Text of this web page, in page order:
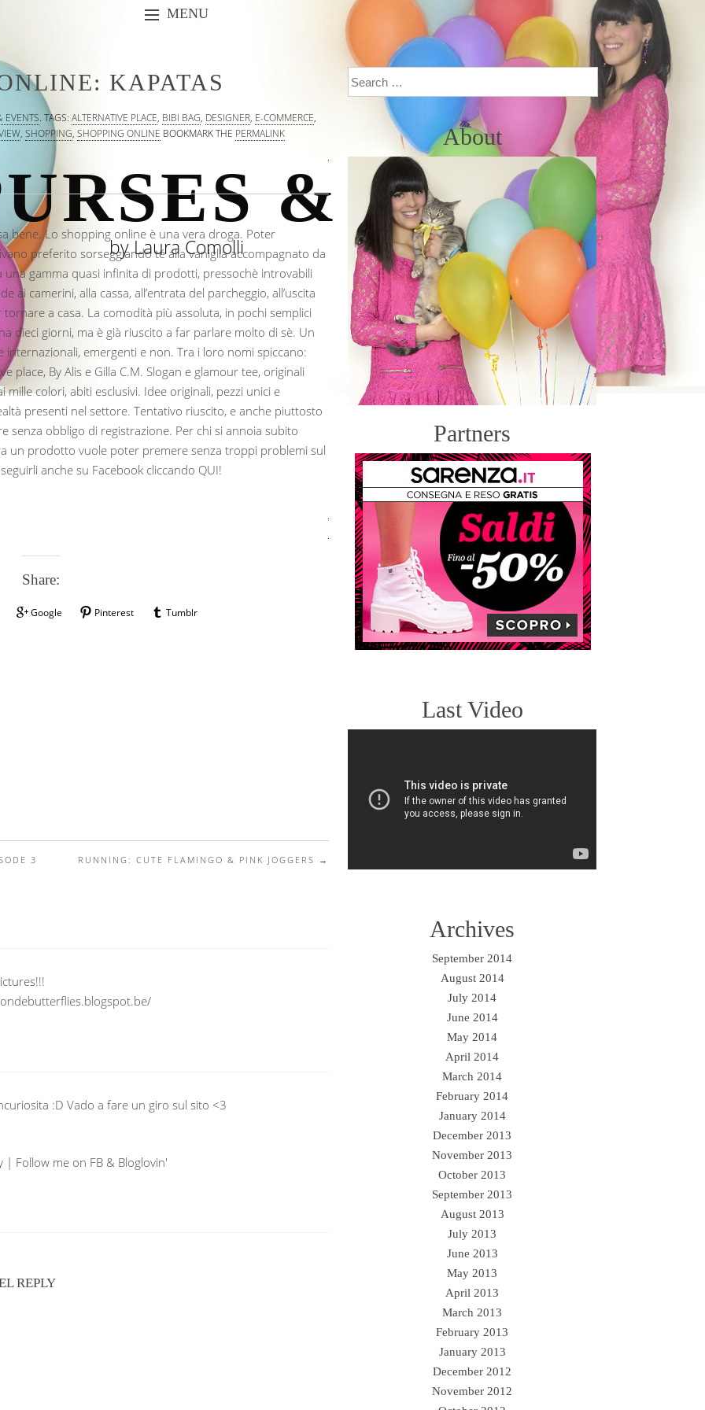
& I
by Laura Comolli
MENU
KAPATAS
EVENTS. TAGS: ALTERNATIVE PLACE, BIBI BAG, DESIGNER, E-COMMERCE,
, SHOPPING, SHOPPING ONLINE BOOKMARK THE PERMALINK
bene. Lo shopping online è una vera droga. Poter
preferito sorseggiando té alla vaniglia accompagnato da
gamma quasi infinita di prodotti, pressochè introvabili
ai camerini, alla cassa, all’entrata del parcheggio, all’uscita
a casa. La comodità più assoluta, in pochi semplici
dieci giorni, ma è già riuscito a far parlare molto di sè. Un
emergenti e non. Tra i loro nomi spiccano:
place, By Alis e Gilla C.M. Slogan e glamour tee, originali
colori, abiti esclusivi. Idee originali, pezzi unici e
presenti nel settore. Tentativo riuscito, e anche piuttosto
senza obbligo di registrazione. Per chi si annoia subito
un prodotto vuole poter premere senza troppi problemi sul
anche su Facebook cliccando QUI!
Share:
Google Pinterest Tumblr
3 RUNNING: CUTE FLAMINGO & PINK JOGGERS →
:D Vado a fare un giro sul sito <3
| Follow me on FB & Bloglovin'
REPLY
Search
About
Partners
Last Video
Archives
September 2014
August 2014
July 2014
June 2014
May 2014
April 2014
March 2014
February 2014
January 2014
December 2013
November 2013
October 2013
September 2013
August 2013
July 2013
June 2013
May 2013
April 2013
March 2013
February 2013
January 2013
December 2012
November 2012